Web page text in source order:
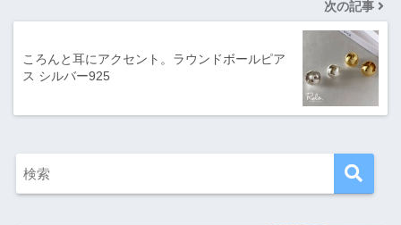
次の記事
ころんと耳にアクセント。ラウンドボールピア
ス シルバー925